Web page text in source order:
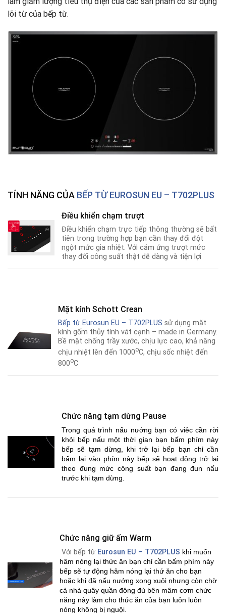
lõi từ của bếp từ.
TÍNH NĂNG CỦA BẾP TỪ EUROSUN EU – T702PLUS
Điều khiển chạm trượt
Điều khiển chạm trực tiếp thông thường sẽ bất
tiên trong trường hợp bạn cần thay đổi đột
ngột mức gia nhiệt. Với cảm ứng trượt mức
thay đổi công suất thật dễ dàng và tiện lợi
Mặt kính Schott Crean
Bếp từ Eurosun EU – T702PLUS sử dụng mặt
kính gốm thủy tính vát cạnh – made in Germany.
Bề mặt chống trầy xước, chịu lực cao, khả năng
chịu nhiệt lên đến 1000oC, chịu sốc nhiệt đến
800oC
Chức năng tạm dừng Pause
Trong quá trình nấu nướng bạn có viêc cần rời
khỏi bếp nấu một thời gian bạn bấm phím này
bếp sẽ tạm dừng, khi trở lại bếp bạn chỉ cần
bấm lại vào phím này bếp sẽ hoạt động trở lại
theo đung mức công suất bạn đang đun nấu
trước khi tạm dừng.
Chức năng giữ ấm Warm
Với bếp từ Eurosun EU – T702PLUS khi muốn
hâm nóng lại thức ăn bạn chỉ cần bấm phím này
bếp sẽ tự động hâm nóng lại thứ ăn cho bạn
hoặc khi đã nấu nướng xong xuôi nhưng còn chờ
cả nhà quây quần đông đủ bên mâm cơm chức
năng này làm cho thức ăn của bạn luôn luôn
nóng không bị nguội.